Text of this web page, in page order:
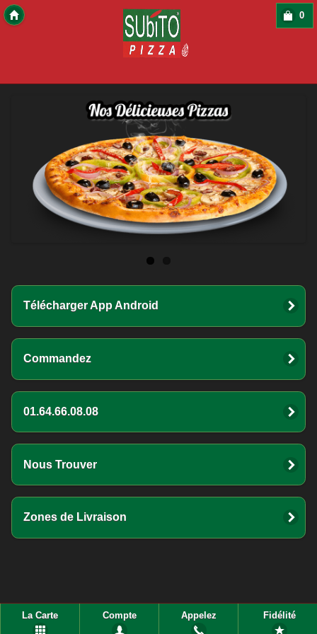
0
Télécharger App Android
Commandez
01.64.66.08.08
Nous Trouver
Zones de Livraison
La Carte Compte Appelez Fidélité
Copyright 2016 Des-Click Com